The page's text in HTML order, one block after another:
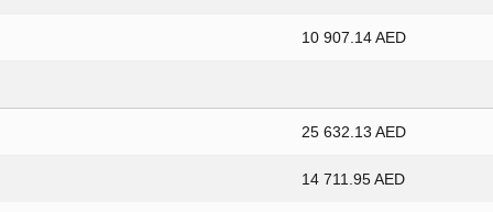
10 907.14 AED
25 632.13 AED
14 711.95 AED